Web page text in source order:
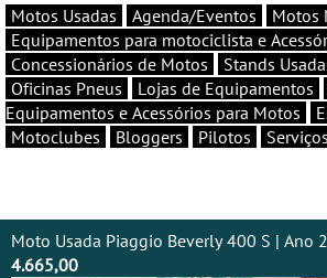
Motos Usadas Agenda/Eventos
Motos
Equipamentos para motociclista e
Concessionários de Motos
Stands
Oficinas Pneus
Lojas de Equipamentos
Equipamentos e Acessórios para Motos
Motoclubes
Bloggers Pilotos Serviços
Moto Usada Piaggio Beverly 400 S | Ano
4.665,00